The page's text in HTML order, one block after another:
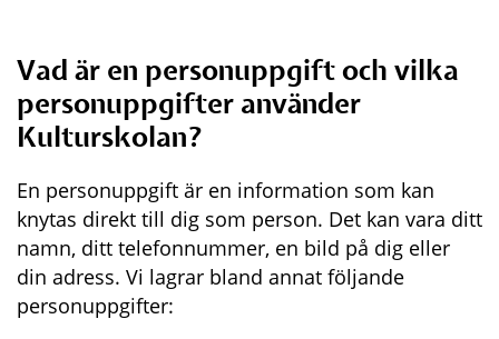
Vad är en personuppgift och vilka
personuppgifter använder
Kulturskolan?
En personuppgift är en information som kan
knytas direkt till dig som person. Det kan vara ditt
namn, ditt telefonnummer, en bild på dig eller
din adress. Vi lagrar bland annat följande
personuppgifter: